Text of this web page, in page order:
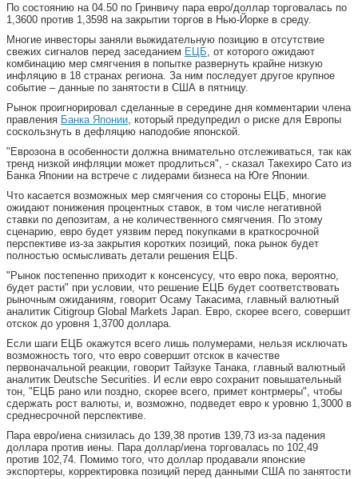
По состоянию на 04.50 по Гринвичу пара евро/доллар торговалась по
1,3600 против 1,3598 на закрытии торгов в Нью-Йорке в среду.
Многие инвесторы заняли выжидательную позицию в отсутствие
свежих сигналов перед заседанием ЕЦБ , от которого ожидают
комбинацию мер смягчения в попытке развернуть крайне низкую
инфляцию в 18 странах региона. За ним последует другое крупное
событие – данные по занятости в США в пятницу.
Рынок проигнорировал сделанные в середине дня комментарии члена
правления Банка Японии , который предупредил о риске для Европы
соскользнуть в дефляцию наподобие японской.
"Еврозона в особенности должна внимательно отслеживаться, так как
тренд низкой инфляции может продлиться", - сказал Такехиро Сато из
Банка Японии на встрече с лидерами бизнеса на Юге Японии.
Что касается возможных мер смягчения со стороны ЕЦБ, многие
ожидают понижения процентных ставок, в том числе негативной
ставки по депозитам, а не количественного смягчения. По этому
сценарию, евро будет уязвим перед покупками в краткосрочной
перспективе из-за закрытия коротких позиций, пока рынок будет
полностью осмысливать детали решения ЕЦБ.
"Рынок постепенно приходит к консенсусу, что евро пока, вероятно,
будет расти" при условии, что решение ЕЦБ будет соответствовать
рыночным ожиданиям, говорит Осаму Такасима, главный валютный
аналитик Citigroup Global Markets Japan. Евро, скорее всего, совершит
отскок до уровня 1,3700 доллара.
Если шаги ЕЦБ окажутся всего лишь полумерами, нельзя исключать
возможность того, что евро совершит отскок в качестве
первоначальной реакции, говорит Тайзуке Танака, главный валютный
аналитик Deutsche Securities. И если евро сохранит повышательный
тон, "ЕЦБ рано или поздно, скорее всего, примет контрмеры", чтобы
сдержать рост валюты, и, возможно, подведет евро к уровню 1,3000 в
среднесрочной перспективе.
Пара евро/иена снизилась до 139,38 против 139,73 из-за падения
доллара против иены. Пара доллар/иена торговалась по 102,49
против 102,74. Помимо того, что доллар продавали японские
экспортеры, корректировка позиций перед данными США по занятости